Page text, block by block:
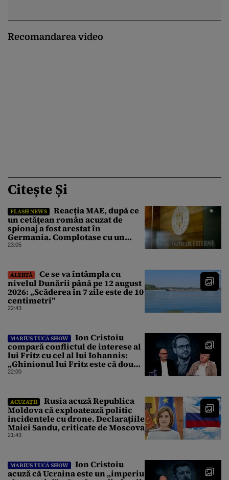
Recomandarea video
Citește Și
FLASH NEWS
Reacția MAE, după ce
un cetăţean român acuzat de
spionaj a fost arestat în
Germania. Complotase cu un
ucrainean ca să asasineze un
23:05
ALERTĂ
Ce se va întâmpla cu
nivelul Dunării până pe 12 august
2026: „Scăderea în 7 zile este de 10
centimetri”
22:43
MARIUS TUCĂ SHOW
Ion Cristoiu
compară conflictul de interese al
lui Fritz cu cel al lui Iohannis:
„Ghinionul lui Fritz este că două
instanțe l-au declarat
22:00
ACUZAȚII
Rusia acuză Republica
Moldova că exploatează politic
incidentele cu drone. Declarațiile
Maiei Sandu, criticate de Moscova
21:43
MARIUS TUCĂ SHOW
Ion Cristoiu
acuză că Ucraina este un „imperiu